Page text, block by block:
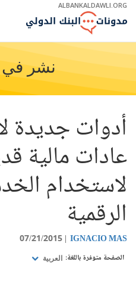
Skip
Main
ALBANKALDAWLI.ORG
نشر في
أدوات جديدة
عادات مالية
لاستخدام
الرقمية
IGNACIO MAS
07/21/2015
الصفحة متوفرة باللغة: العربية